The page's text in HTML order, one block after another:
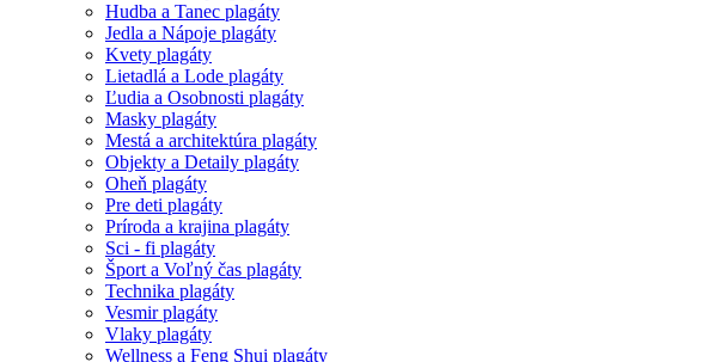
Hudba a Tanec plagáty
Jedla a Nápoje plagáty
Kvety plagáty
Lietadlá a Lode plagáty
Ľudia a Osobnosti plagáty
Masky plagáty
Mestá a architektúra plagáty
Objekty a Detaily plagáty
Oheň plagáty
Pre deti plagáty
Príroda a krajina plagáty
Sci - fi plagáty
Šport a Voľný čas plagáty
Technika plagáty
Vesmir plagáty
Vlaky plagáty
Wellness a Feng Shui plagáty